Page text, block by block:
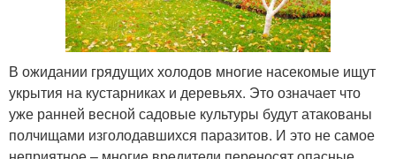
В ожидании грядущих холодов многие насекомые ищут
укрытия на кустарниках и деревьях. Это означает что
уже ранней весной садовые культуры будут атакованы
полчищами изголодавшихся паразитов. И это не самое